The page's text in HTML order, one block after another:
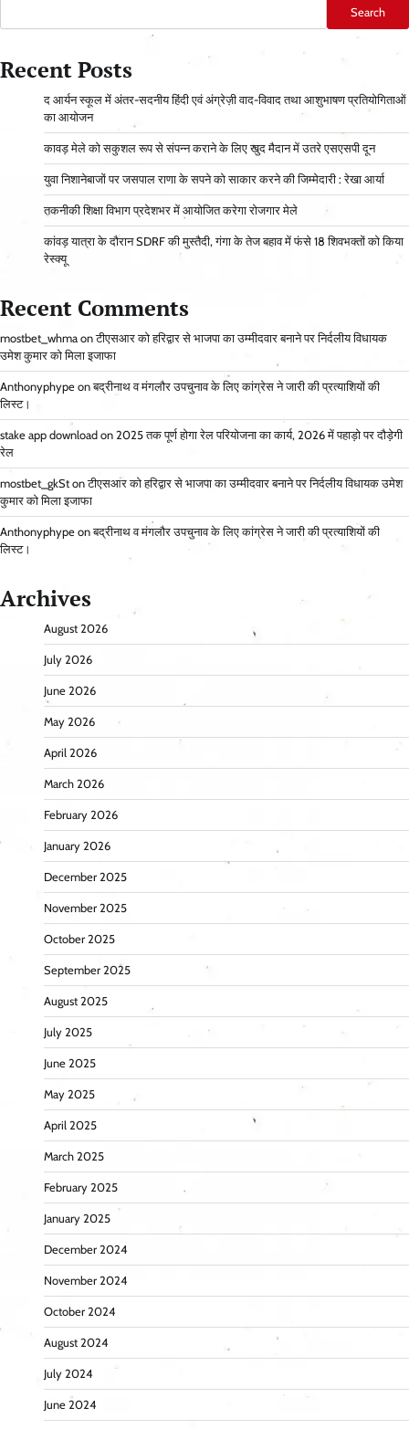
Search
Recent Posts
द आर्यन स्कूल में अंतर-सदनीय हिंदी एवं अंग्रेज़ी वाद-विवाद तथा आशुभाषण प्रतियोगिताओं
का आयोजन
कावड़ मेले को सकुशल रूप से संपन्न कराने के लिए खुद मैदान में उतरे एसएसपी दून
युवा निशानेबाजों पर जसपाल राणा के सपने को साकार करने की जिम्मेदारी : रेखा आर्या
तकनीकी शिक्षा विभाग प्रदेशभर में आयोजित करेगा रोजगार मेले
कांवड़ यात्रा के दौरान SDRF की मुस्तैदी, गंगा के तेज बहाव में फंसे 18 शिवभक्तों को किया
रेस्क्यू
Recent Comments
mostbet_whma onटीएसआर को हरिद्वार से भाजपा का उम्मीदवार बनाने पर निर्दलीय विधायक
उमेश कुमार को मिला इजाफा
Anthonyphype onबद्रीनाथ व मंगलौर उपचुनाव के लिए कांग्रेस ने जारी की प्रत्याशियों की
लिस्ट।
stake app download on 2025 तक पूर्ण होगा रेल परियोजना का कार्य, 2026 में पहाड़ो पर दौड़ेगी
रेल
mostbet_gkSt onटीएसआर को हरिद्वार से भाजपा का उम्मीदवार बनाने पर निर्दलीय विधायक उमेश
कुमार को मिला इजाफा
Anthonyphype onबद्रीनाथ व मंगलौर उपचुनाव के लिए कांग्रेस ने जारी की प्रत्याशियों की
लिस्ट।
Archives
August 2026
July 2026
June 2026
May 2026
April 2026
March 2026
February 2026
January 2026
December 2025
November 2025
October 2025
September 2025
August 2025
July 2025
June 2025
May 2025
April 2025
March 2025
February 2025
January 2025
December 2024
November 2024
October 2024
August 2024
July 2024
June 2024